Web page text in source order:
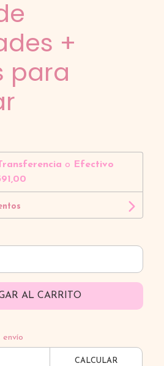
+
para
o Efectivo
AL CARRITO
CALCULAR